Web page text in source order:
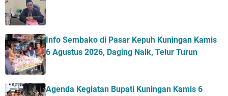
Info Sembako di Pasar Kepuh Kuningan Kamis
6 Agustus 2026, Daging Naik, Telur Turun
Agenda Kegiatan Bupati Kuningan Kamis 6